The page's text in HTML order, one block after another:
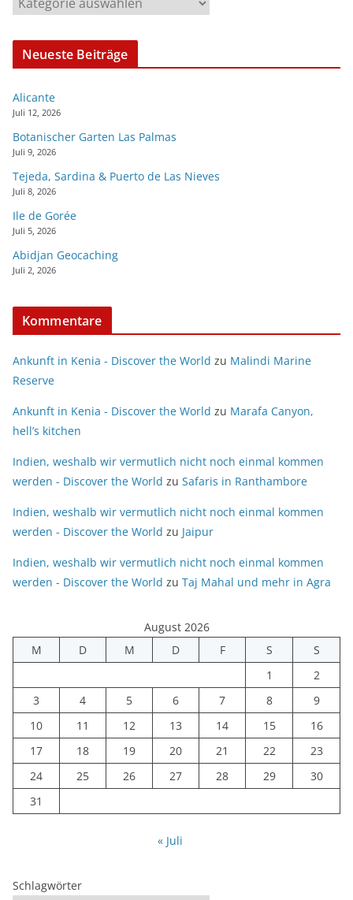
Neueste Beiträge
Alicante
Juli 12, 2026
Botanischer Garten Las Palmas
Juli 9, 2026
Tejeda, Sardina & Puerto de Las Nieves
Juli 8, 2026
Ile de Gorée
Juli 5, 2026
Abidjan Geocaching
Juli 2, 2026
Kommentare
Ankunft in Kenia - Discover the World zu Malindi Marine
Reserve
Ankunft in Kenia - Discover the World zu Marafa Canyon,
hell’s kitchen
Indien, weshalb wir vermutlich nicht noch einmal kommen
werden - Discover the World zu Safaris in Ranthambore
Indien, weshalb wir vermutlich nicht noch einmal kommen
werden - Discover the World zu Jaipur
Indien, weshalb wir vermutlich nicht noch einmal kommen
werden - Discover the World zu Taj Mahal und mehr in Agra
August 2026
M
D M D F S
S
1
2
3
4 5 6 7 8
9
10
11 12 13 14 15
16
17
18 19 20 21 22
23
24
25 26 27 28 29
30
31
« Juli
Schlagwörter